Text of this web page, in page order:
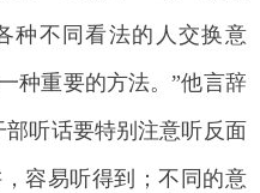
种不同看法的人交换意
种重要的方法。”他言辞
听话要特别注意听反面
容易听得到；不同的意